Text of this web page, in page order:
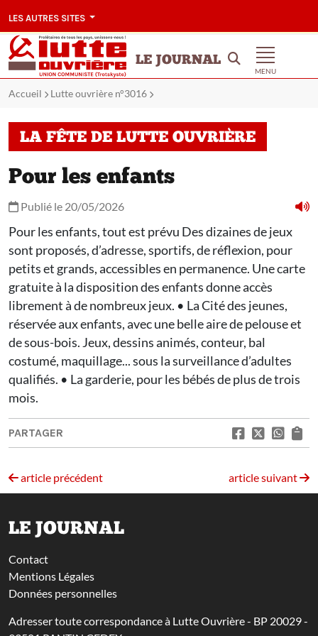
LES AUTRES SITES
LE JOURNAL
MENU
Accueil Lutte ouvrière n°3016
LA FÊTE DE LUTTE OUVRIÈRE
Pour les enfants
Publié le 20/05/2026
Pour les enfants, tout est prévu Des dizaines de jeux
sont proposés, d’adresse, sportifs, de réflexion, pour
petits et grands, accessibles en permanence. Une carte
gratuite à la disposition des enfants donne accès
librement à de nombreux jeux. • La Cité des jeunes,
réservée aux enfants, avec une belle aire de pelouse et
de sous-bois. Jeux, dessins animés, conteur, bal
costumé, maquillage... sous la surveillance d’adultes
qualifiés. • La garderie, pour les bébés de plus de trois
mois.
PARTAGER
article précédent article suivant
LE JOURNAL
Contact
Mentions Légales
Données personnelles
Adresser toute correspondance à Lutte Ouvrière - BP 20029 -